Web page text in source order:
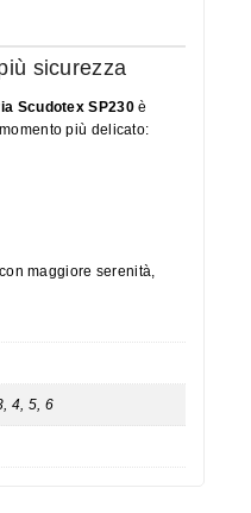
sicurezza
Scudotex SP230è
più delicato:
maggiore serenità,
4, 5, 6